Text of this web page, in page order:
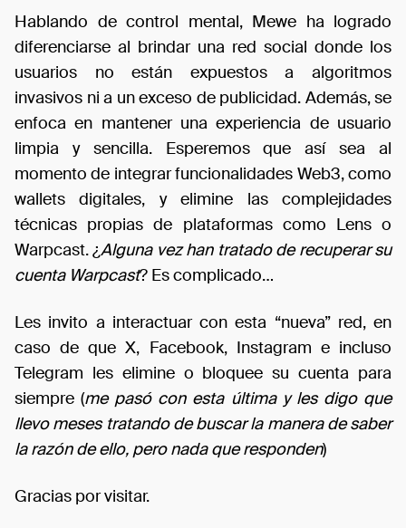
Hablando de control mental, Mewe ha logrado
diferenciarse al brindar una red social donde los
usuarios no están expuestos a algoritmos
invasivos ni a un exceso de publicidad. Además, se
enfoca en mantener una experiencia de usuario
limpia y sencilla. Esperemos que así sea al
momento de integrar funcionalidades Web3, como
wallets digitales, y elimine las complejidades
técnicas propias de plataformas como Lens o
Warpcast. ¿Alguna vez han tratado de recuperar su
cuenta Warpcast? Es complicado…
Les invito a interactuar con esta “nueva” red, en
caso de que X, Facebook, Instagram e incluso
Telegram les elimine o bloquee su cuenta para
siempre (me pasó con esta última y les digo que
llevo meses tratando de buscar la manera de saber
la razón de ello, pero nada que responden)
Gracias por visitar.